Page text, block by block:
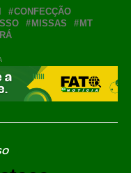
CONFECÇÃO
MISSAS
MT